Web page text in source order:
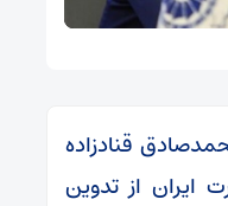
قنادزاده
ایران از تدوین